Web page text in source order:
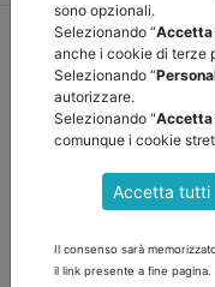
home documenti
Audizione
aggiornamento
scarica il documento
sono opzionali.
Selezionando “
anche i cookie di terze
Selezionando “
autorizzare.
Selezionando "
comunque i cookie
Accetta tutti
Il consenso sarà
il link presente a fine pagina.